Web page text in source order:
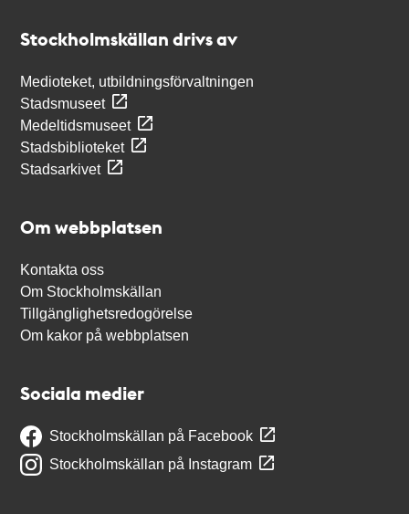
Stockholmskällan drivs av
Medioteket, utbildningsförvaltningen
Stadsmuseet
Medeltidsmuseet
Stadsbiblioteket
Stadsarkivet
Om webbplatsen
Kontakta oss
Om Stockholmskällan
Tillgänglighetsredogörelse
Om kakor på webbplatsen
Sociala medier
Stockholmskällan på Facebook
Stockholmskällan på Instagram